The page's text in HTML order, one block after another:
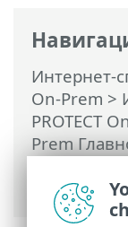
Интернет-
On-Prem >
PROTECT
Prem